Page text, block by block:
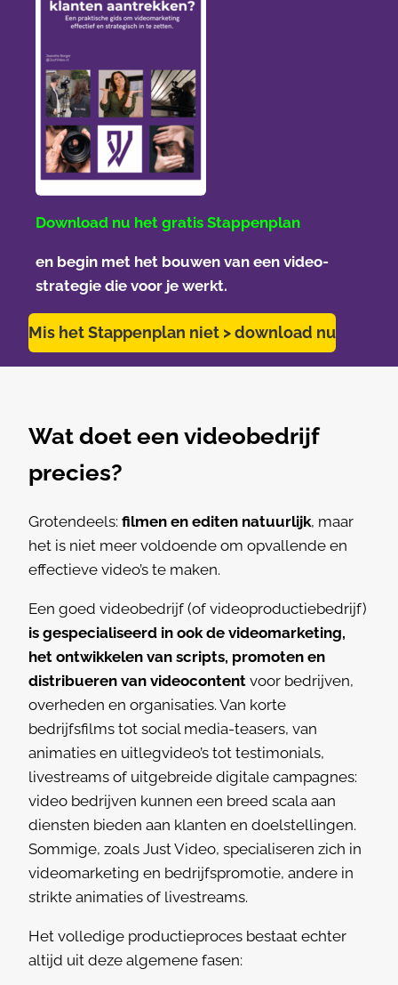
Download nu het gratis Stappenplan
en begin met het bouwen van een video-
strategie die voor je werkt.
Mis het Stappenplan niet > download nu
Wat doet een videobedrijf
precies?
Grotendeels: filmen en editen natuurlijk, maar
het is niet meer voldoende om opvallende en
effectieve video’s te maken.
Een goed videobedrijf (of videoproductiebedrijf)
is gespecialiseerd in ook de videomarketing,
het ontwikkelen van scripts, promoten en
distribueren van videocontent voor bedrijven,
overheden en organisaties. Van korte
bedrijfsfilms tot social media-teasers, van
animaties en uitlegvideo’s tot testimonials,
livestreams of uitgebreide digitale campagnes:
video bedrijven kunnen een breed scala aan
diensten bieden aan klanten en doelstellingen.
Sommige, zoals Just Video, specialiseren zich in
videomarketing en bedrijfspromotie, andere in
strikte animaties of livestreams.
Het volledige productieproces bestaat echter
altijd uit deze algemene fasen: